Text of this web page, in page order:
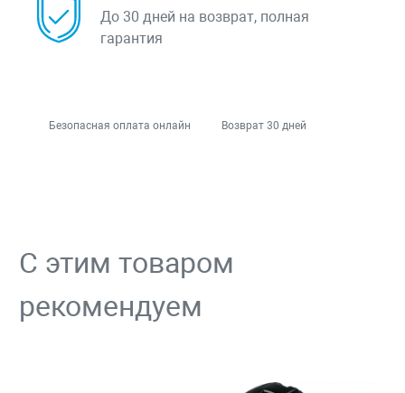
До 30 дней на возврат, полная
гарантия
Безопасная оплата онлайн Возврат 30 дней
С этим товаром
рекомендуем